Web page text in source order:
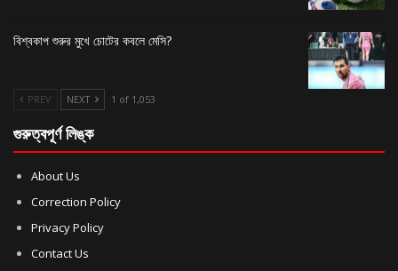
বিশ্বকাপ শুরুর মুখে চোটের কবলে মেসি?
PREV NEXT 1 of 1,053
গুরুত্বপূর্ণ লিঙ্ক
About Us
Correction Policy
Privacy Policy
Contact Us